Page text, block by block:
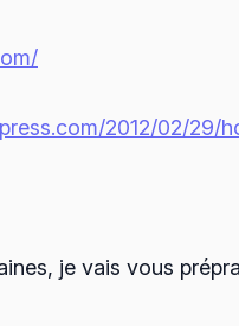
2012/02/
je vais vous